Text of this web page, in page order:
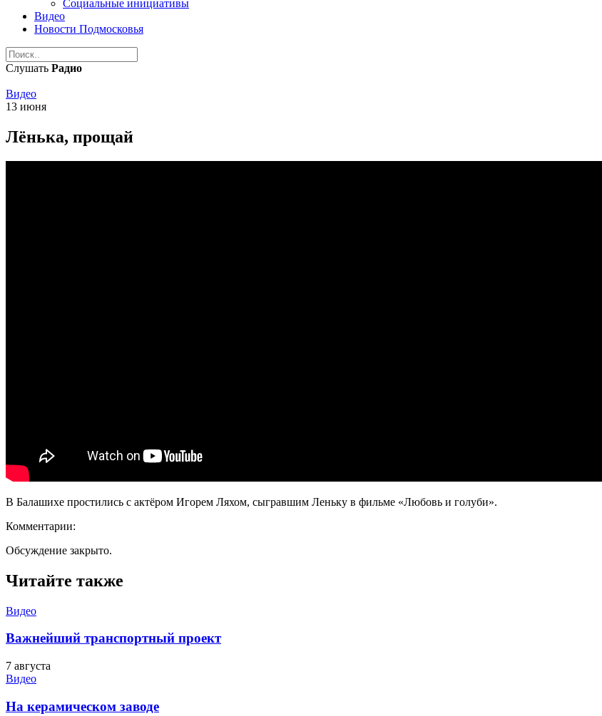
Социальные инициативы
Видео
Новости Подмосковья
Слушать Радио
Видео
13 июня
Лёнька, прощай
В Балашихе простились с актёром Игорем Ляхом, сыгравшим Леньку в фильме «Любовь и голуби».
Комментарии:
Обсуждение закрыто.
Читайте также
Видео
Важнейший транспортный проект
7 августа
Видео
На керамическом заводе